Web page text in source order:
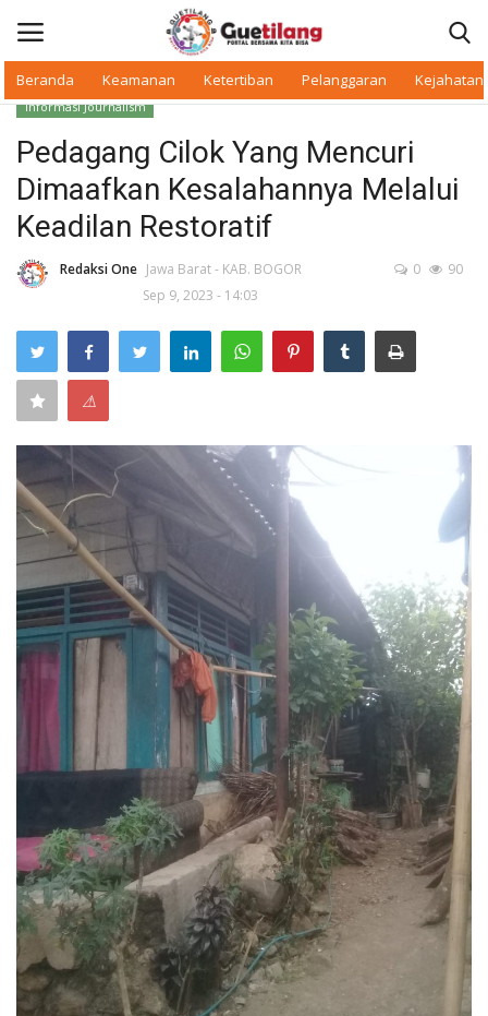
Beranda Keamanan Ketertiban Pelanggaran Kejahatan
Beranda
Warkop Digital
Pelanggaran
Ketertiban
Keamanan
Kejahatan
Cybers Event
UMKM & Ekonomi Kreatif
Pekerja Migran Indonesia
Pendidikan
Informasi Journalism
Olahraga
Informasi Journalism
Pedagang Cilok Yang Mencuri
Dimaafkan Kesalahannya Melalui
Keadilan Restoratif
Redaksi One Jawa Barat - KAB. BOGOR
Sep 9, 2023 - 14:03
0 90
⚠